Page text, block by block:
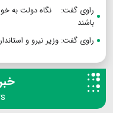
راوی گفت: نگاه دولت به
باشند
راوی گفت: وزیر نیرو و